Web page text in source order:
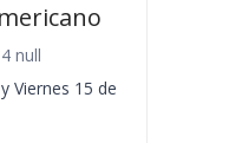
null
Viernes 15 de